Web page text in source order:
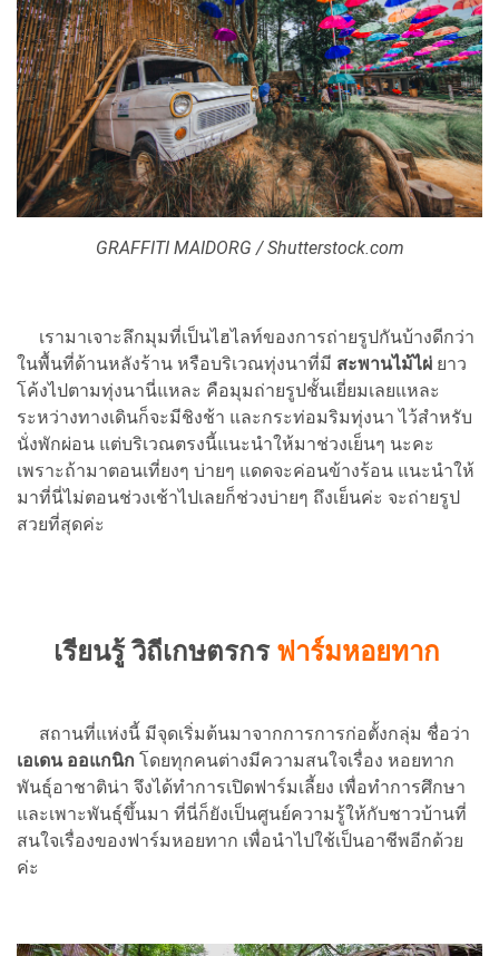
GRAFFITI MAIDORG / Shutterstock.com
เรามาเจาะลึกมุมที่เป็นไฮไลท์ของการถ่ายรูปกันบ้างดีกว่า
ในพื้นที่ด้านหลังร้าน หรือบริเวณทุ่งนาที่มี สะพานไม้ไผ่ ยาว
โค้งไปตามทุ่งนานี่แหละ คือมุมถ่ายรูปชั้นเยี่ยมเลยแหละ
ระหว่างทางเดินก็จะมีชิงช้า และกระท่อมริมทุ่งนา ไว้สำหรับ
นั่งพักผ่อน แต่บริเวณตรงนี้แนะนำให้มาช่วงเย็นๆ นะคะ
เพราะถ้ามาตอนเที่ยงๆ บ่ายๆ แดดจะค่อนข้างร้อน แนะนำให้
มาที่นี่ไม่ตอนช่วงเช้าไปเลยก็ช่วงบ่ายๆ ถึงเย็นค่ะ จะถ่ายรูป
สวยที่สุดค่ะ
เรียนรู้ วิถีเกษตรกร ฟาร์มหอยทาก
สถานที่แห่งนี้ มีจุดเริ่มต้นมาจากการการก่อตั้งกลุ่ม ชื่อว่า
เอเดน ออแกนิก โดยทุกคนต่างมีความสนใจเรื่อง หอยทาก
พันธุ์อาชาติน่า จึงได้ทำการเปิดฟาร์มเลี้ยง เพื่อทำการศึกษา
และเพาะพันธุ์ขึ้นมา ที่นี่ก็ยังเป็นศูนย์ความรู้ให้กับชาวบ้านที่
สนใจเรื่องของฟาร์มหอยทาก เพื่อนำไปใช้เป็นอาชีพอีกด้วย
ค่ะ